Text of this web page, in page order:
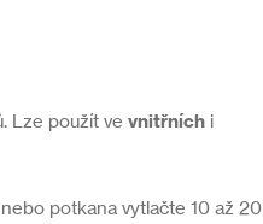
Lze použít ve vnitřních i
potkana vytlačte 10 až 20